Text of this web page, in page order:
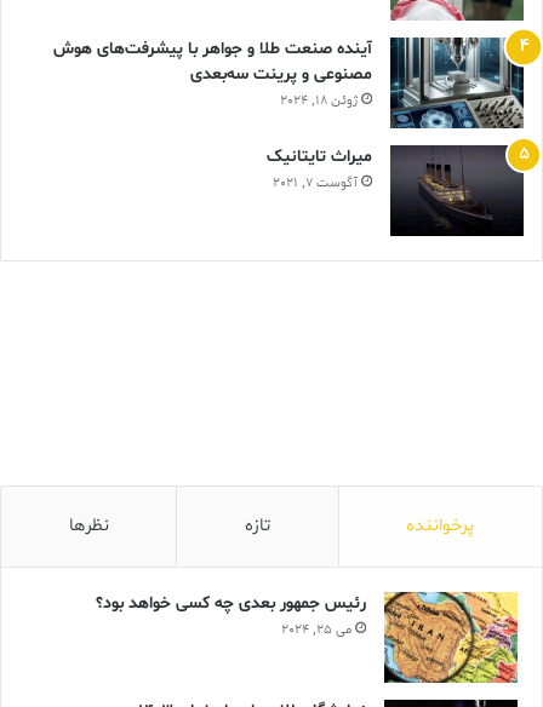
آینده صنعت طلا و جواهر با پیشرفت‌های هوش
مصنوعی و پرینت سه‌بعدی
ژوئن 18, 2024
ميراث تايتانيک
آگوست 7, 2021
پرخواننده تازه نظرها
رئیس جمهور بعدی چه کسی خواهد بود؟
می 25, 2024